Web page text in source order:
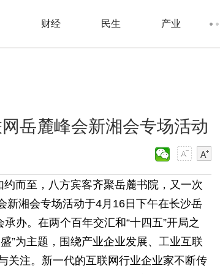
财经 民生 产业
岳麓峰会新湘会专场活动
而至，八方宾客齐聚岳麓书院，又一次
新湘会专场活动于4月16日下午在长沙岳
办。在两个百年交汇和“十四五”开局之
”为主题，围绕产业企业发展、工业互联
关注。新一代的互联网行业企业家不断传